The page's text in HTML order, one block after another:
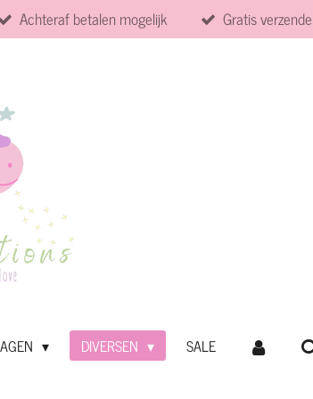
Achteraf betalen mogelijk Gratis
DIVERSEN SALE